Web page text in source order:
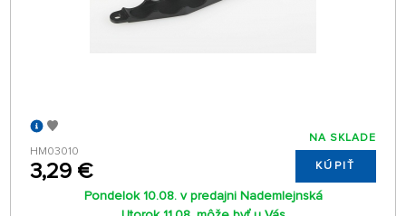
HM03010
3,29 €
NA SKLADE
KÚPIŤ
Pondelok 10.08. v predajni Nademlejnská